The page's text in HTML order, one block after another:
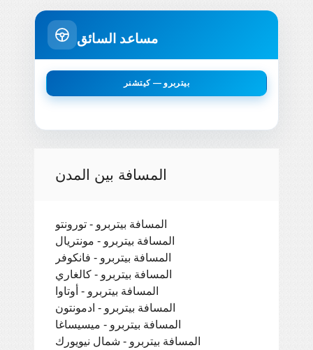
مساعد السائق
بيتربرو — كيتشنر
المسافة بين المدن
المسافة بيتربرو - تورونتو
المسافة بيتربرو - مونتريال
المسافة بيتربرو - فانكوفر
المسافة بيتربرو - كالغاري
المسافة بيتربرو - أوتاوا
المسافة بيتربرو - ادمونتون
المسافة بيتربرو - ميسيساغا
المسافة بيتربرو - شمال نيويورك